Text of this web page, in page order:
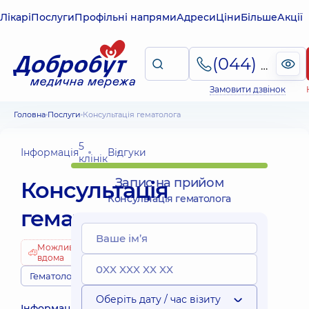
ЛікаріПослугиПрофільні напрямиАдресиЦіниБільшеАкції
(044) 495-2-888
Замовити дзвінок
Головна Послуги Консультація гематолога
Інформація5
клінікВідгуки
Консультація
гематолога
Можливо
вдома
Гематологи
Запис на прийом
Консультація гематолога
Оберіть дату / час візиту